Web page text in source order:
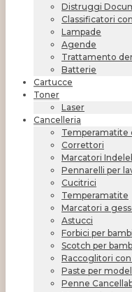
Distruggi
Classificatori
Lampade
Agende
Trattamento
Batterie
Cartucce
Toner
Laser
Cancelleria
Temperamatite
Correttori
Marcatori
Pennarelli per
Cucitrici
Temperamatite
Marcatori a
Astucci
Forbici per
Scotch per
Raccoglitori con
Paste per
Penne